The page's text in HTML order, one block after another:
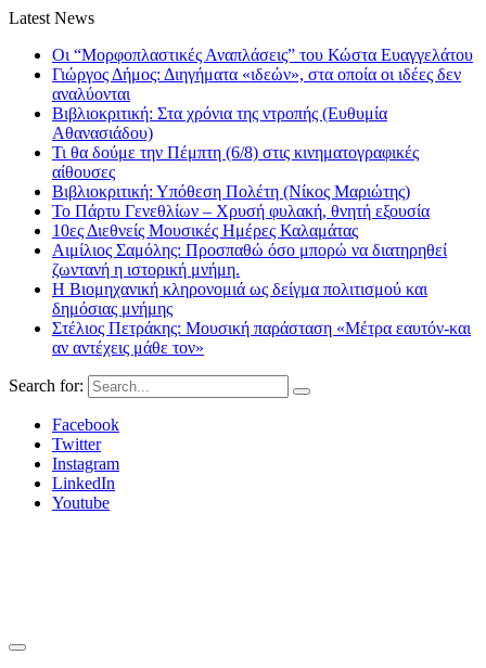
Latest News
Οι “Μορφοπλαστικές Αναπλάσεις” του Κώστα Ευαγγελάτου
Γιώργος Δήμος: Διηγήματα «ιδεών», στα οποία οι ιδέες δεν
αναλύονται
Βιβλιοκριτική: Στα χρόνια της ντροπής (Ευθυμία
Αθανασιάδου)
Τι θα δούμε την Πέμπτη (6/8) στις κινηματογραφικές
αίθουσες
Βιβλιοκριτική: Υπόθεση Πολέτη (Νίκος Μαριώτης)
Το Πάρτυ Γενεθλίων – Χρυσή φυλακή, θνητή εξουσία
10ες Διεθνείς Μουσικές Ημέρες Καλαμάτας
Αιμίλιος Σαμόλης: Προσπαθώ όσο μπορώ να διατηρηθεί
ζωντανή η ιστορική μνήμη.
Η Βιομηχανική κληρονομιά ως δείγμα πολιτισμού και
δημόσιας μνήμης
Στέλιος Πετράκης: Μουσική παράσταση «Μέτρα εαυτόν-και
αν αντέχεις μάθε τον»
Search for:
Facebook
Twitter
Instagram
LinkedIn
Youtube